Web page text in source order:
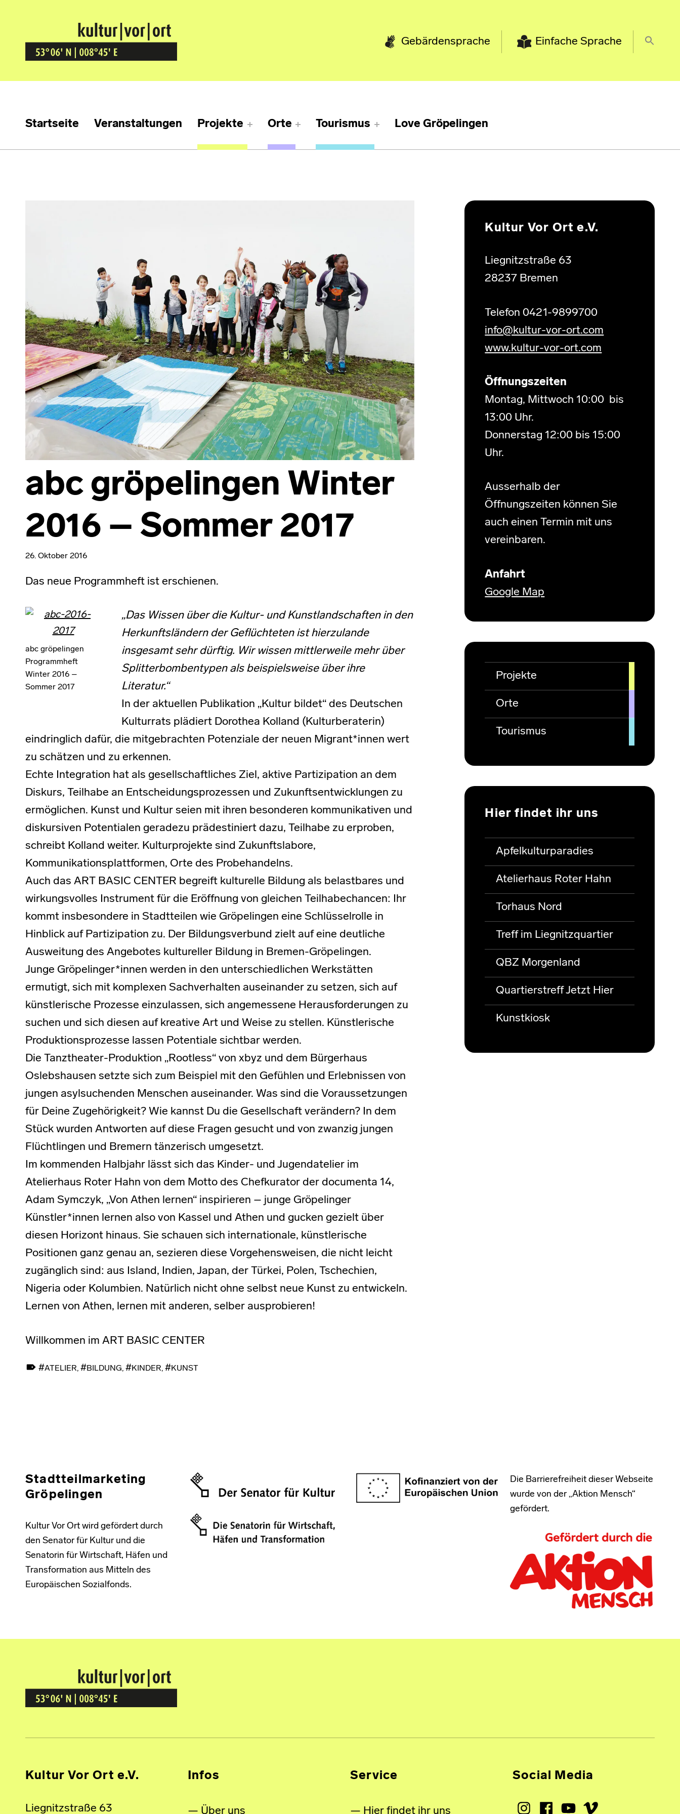
Kultur Vor Ort
BREMEN GRÖPELINGEN Gebärdensprache Einfache Sprache
Startseite Veranstaltungen Projekte Orte Tourismus Love Gröpelingen
abc gröpelingen Winter
2016 – Sommer 2017
26. Oktober 2016
Das neue Programmheft ist erschienen.
abc gröpelingen
Programmheft
Winter 2016 –
Sommer 2017
„Das Wissen über die Kultur- und Kunstlandschaften in den
Herkunftsländern der Geflüchteten ist hierzulande
insgesamt sehr dürftig. Wir wissen mittlerweile mehr über
Splitterbombentypen als beispielsweise über ihre
Literatur.“
In der aktuellen Publikation „Kultur bildet“ des Deutschen
Kulturrats plädiert Dorothea Kolland (Kulturberaterin)
eindringlich dafür, die mitgebrachten Potenziale der neuen Migrant*innen wert
zu schätzen und zu erkennen.
Echte Integration hat als gesellschaftliches Ziel, aktive Partizipation an dem
Diskurs, Teilhabe an Entscheidungsprozessen und Zukunftsentwicklungen zu
ermöglichen. Kunst und Kultur seien mit ihren besonderen kommunikativen und
diskursiven Potentialen geradezu prädestiniert dazu, Teilhabe zu erproben,
schreibt Kolland weiter. Kulturprojekte sind Zukunftslabore,
Kommunikationsplattformen, Orte des Probehandelns.
Auch das ART BASIC CENTER begreift kulturelle Bildung als belastbares und
wirkungsvolles Instrument für die Eröffnung von gleichen Teilhabechancen: Ihr
kommt insbesondere in Stadtteilen wie Gröpelingen eine Schlüsselrolle in
Hinblick auf Partizipation zu. Der Bildungsverbund zielt auf eine deutliche
Ausweitung des Angebotes kultureller Bildung in Bremen-Gröpelingen.
Junge Gröpelinger*innen werden in den unterschiedlichen Werkstätten
ermutigt, sich mit komplexen Sachverhalten auseinander zu setzen, sich auf
künstlerische Prozesse einzulassen, sich angemessene Herausforderungen zu
suchen und sich diesen auf kreative Art und Weise zu stellen. Künstlerische
Produktionsprozesse lassen Potentiale sichtbar werden.
Die Tanztheater-Produktion „Rootless“ von xbyz und dem Bürgerhaus
Oslebshausen setzte sich zum Beispiel mit den Gefühlen und Erlebnissen von
jungen asylsuchenden Menschen auseinander. Was sind die Voraussetzungen
für Deine Zugehörigkeit? Wie kannst Du die Gesellschaft verändern? In dem
Stück wurden Antworten auf diese Fragen gesucht und von zwanzig jungen
Flüchtlingen und Bremern tänzerisch umgesetzt.
Im kommenden Halbjahr lässt sich das Kinder- und Jugendatelier im
Atelierhaus Roter Hahn von dem Motto des Chefkurator der documenta 14,
Adam Symczyk, „Von Athen lernen“ inspirieren – junge Gröpelinger
Künstler*innen lernen also von Kassel und Athen und gucken gezielt über
diesen Horizont hinaus. Sie schauen sich internationale, künstlerische
Positionen ganz genau an, sezieren diese Vorgehensweisen, die nicht leicht
zugänglich sind: aus Island, Indien, Japan, der Türkei, Polen, Tschechien,
Nigeria oder Kolumbien. Natürlich nicht ohne selbst neue Kunst zu entwickeln.
Lernen von Athen, lernen mit anderen, selber ausprobieren!
Willkommen im ART BASIC CENTER
ATELIER, BILDUNG, KINDER, KUNST
Kultur Vor Ort e.V.
Liegnitzstraße 63
28237 Bremen
Telefon 0421-9899700
info@kultur-vor-ort.com
www.kultur-vor-ort.com
Öffnungszeiten
Montag, Mittwoch 10:00 bis
13:00 Uhr.
Donnerstag 12:00 bis 15:00
Uhr.
Ausserhalb der
Öffnungszeiten können Sie
auch einen Termin mit uns
vereinbaren.
Anfahrt
Google Map
Projekte
Orte
Tourismus
Hier findet ihr uns
Apfelkulturparadies
Atelierhaus Roter Hahn
Torhaus Nord
Treff im Liegnitzquartier
QBZ Morgenland
Quartierstreff Jetzt Hier
Kunstkiosk
Stadtteilmarketing
Gröpelingen
Kultur Vor Ort wird gefördert durch
den Senator für Kultur und die
Senatorin für Wirtschaft, Häfen und
Transformation aus Mitteln des
Europäischen Sozialfonds.
Die Barrierefreiheit dieser Webseite
wurde von der „Aktion Mensch“
gefördert.
Kultur Vor Ort
BREMEN GRÖPELINGEN
Kultur Vor Ort e.V.
Liegnitzstraße 63
Infos
Über uns
Service
Hier findet ihr uns
Social Media
InstagramFacebookYoutubeVimeo